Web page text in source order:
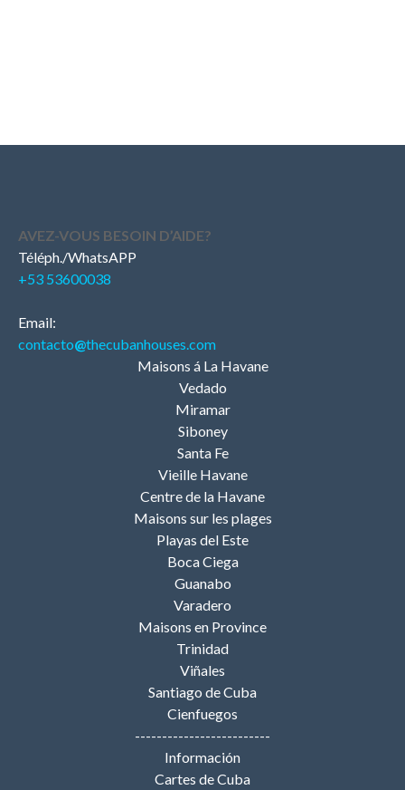
AVEZ-VOUS BESOIN D’AIDE?
Téléph./WhatsAPP
+53 53600038
Email:
contacto@thecubanhouses.com
Maisons á La Havane
Vedado
Miramar
Siboney
Santa Fe
Vieille Havane
Centre de la Havane
Maisons sur les plages
Playas del Este
Boca Ciega
Guanabo
Varadero
Maisons en Province
Trinidad
Viñales
Santiago de Cuba
Cienfuegos
-------------------------
Información
Cartes de Cuba